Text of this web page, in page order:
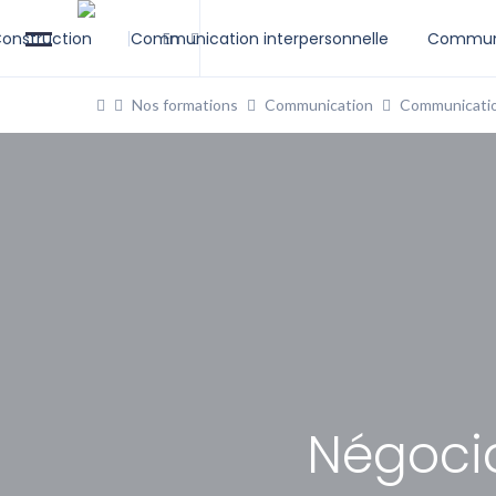
En
Communication interpersonnelle
Nos formations Communication